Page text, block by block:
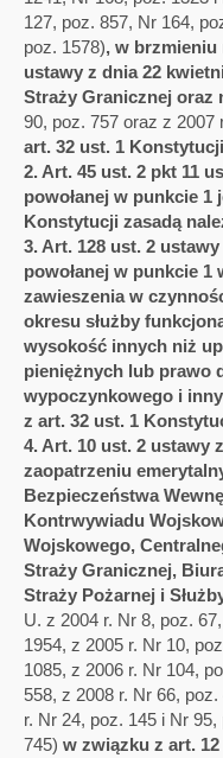
127, poz. 857, Nr 164,
poz. 1578), w brzmieniu
ustawy z dnia 22
Straży Granicznej oraz
90, poz. 757 oraz z 2007
art. 32 ust. 1
2. Art. 45 ust. 2 pkt 11
powołanej w punkcie
Konstytucji zasadą
3. Art. 128 ust. 2
powołanej w punkcie 1
zawieszenia w
okresu służby
wysokość innych niż
pieniężnych lub prawo
wypoczynkowego i
z art. 32 ust. 1
4. Art. 10 ust. 2 ustawy
zaopatrzeniu
Bezpieczeństwa
Kontrwywiadu
Wojskowego,
Straży Granicznej,
Straży Pożarnej i
U. z 2004 r. Nr 8, poz.
1954, z 2005 r. Nr 10,
1085, z 2006 r. Nr 104,
558, z 2008 r. Nr 66,
r. Nr 24, poz. 145 i Nr
745) w związku z art.